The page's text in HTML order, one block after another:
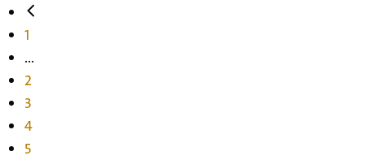
1
...
2
3
4
5